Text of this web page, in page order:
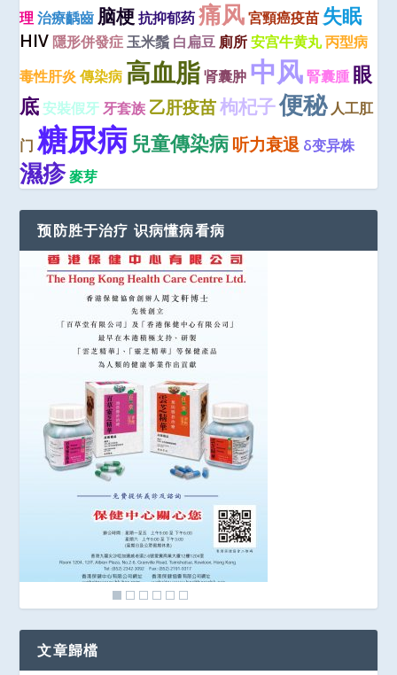
理 治療齲齒 脑梗 抗抑郁药 痛风 宮頸癌疫苗 失眠
HIV 隱形併發症 玉米鬚 白扁豆 廁所 安宫牛黄丸丙型病
毒性肝炎 傳染病 高血脂 肾囊肿 中风 腎囊腫 眼
底 安裝假牙 牙套族 乙肝疫苗枸杞子便秘 人工肛
门 糖尿病兒童傳染病听力衰退 δ变异株
濕疹麥芽
预防胜于治疗 识病懂病看病
文章歸檔